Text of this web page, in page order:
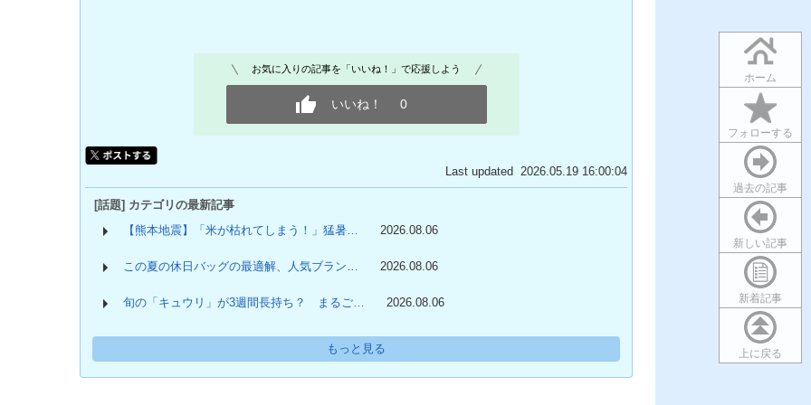
ホーム
フォローする
過去の記事
新しい記事
新着記事
上に戻る
お気に入りの記事を「いいね！」で応援しよう
いいね！ 0
Last updated 2026.05.19 16:00:04
[話題] カテゴリの最新記事
【熊本地震】「米が枯れてしまう！」猛暑…
2026.08.06
この夏の休日バッグの最適解、人気ブラン… 2026.08.06
旬の「キュウリ」が3週間長持ち？ まるご… 2026.08.06
もっと見る